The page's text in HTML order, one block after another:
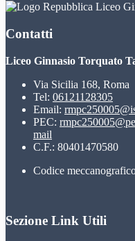
Liceo
Contatti
Liceo Ginnasio Torquato
Via Sicilia 168, Roma
Tel: 06121128305
Email:
PEC:
mail
C.F.: 80401470580
Codice
Sezione Link Utili